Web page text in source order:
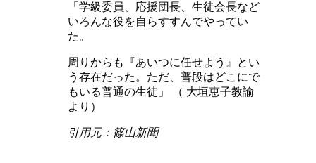
「学級委員、応援団長、生徒会長など
いろんな役を自らすすんでやってい
た。
周りからも『あいつに任せよう』とい
う存在だった。ただ、普段はどこにで
もいる普通の生徒」 （ 大垣恵子教諭
より）
引用元：篠山新聞